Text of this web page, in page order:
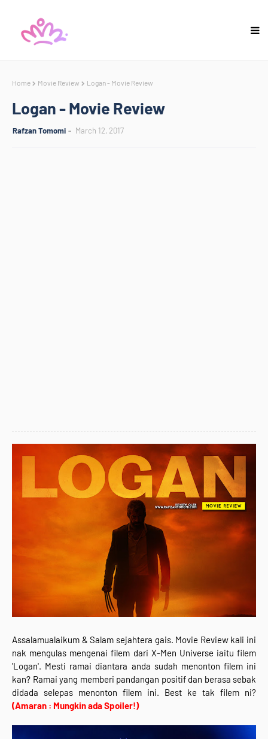
Home Movie Review Logan - Movie Review
Logan - Movie Review
Rafzan Tomomi March 12, 2017
Assalamualaikum & Salam sejahtera gais. Movie Review kali ini
nak mengulas mengenai filem dari X-Men Universe iaitu filem
'Logan'. Mesti ramai diantara anda sudah menonton filem ini
kan? Ramai yang memberi pandangan positif dan berasa sebak
didada selepas menonton filem ini. Best ke tak filem ni?
(Amaran : Mungkin ada Spoiler!)